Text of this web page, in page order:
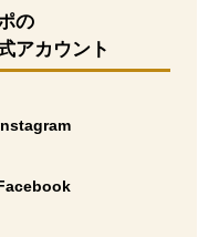
の
アカウント
のウィンドウで開きます。
のウィンドウで開きます。